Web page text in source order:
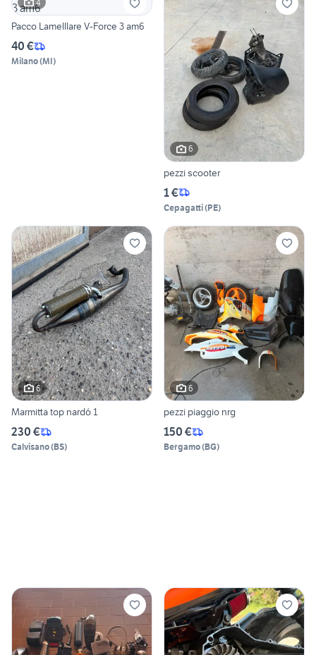
4
Pacco Lamelllare V-Force 3 am6
40 €
Milano(MI)
6
pezzi scooter
1 €
Cepagatti(PE)
6
Marmitta top nardó 1
230 €
Calvisano(BS)
6
pezzi piaggio nrg
150 €
Bergamo(BG)